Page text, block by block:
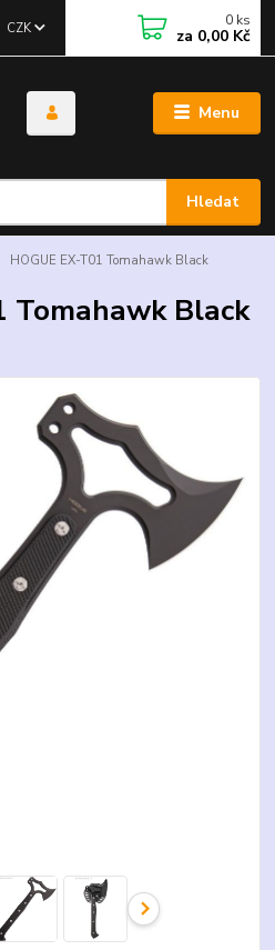
Menu
CZK
Hledat
0 ks
za 0,00 Kč
HOGUE EX-T01 Tomahawk Black
Tomahawk Black